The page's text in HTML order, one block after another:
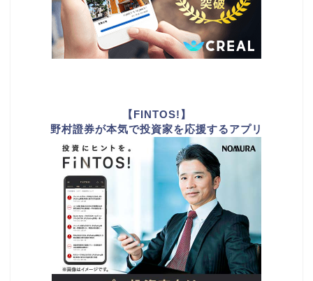
【FINTOS!】
野村證券が本気で投資家を応援するアプリ